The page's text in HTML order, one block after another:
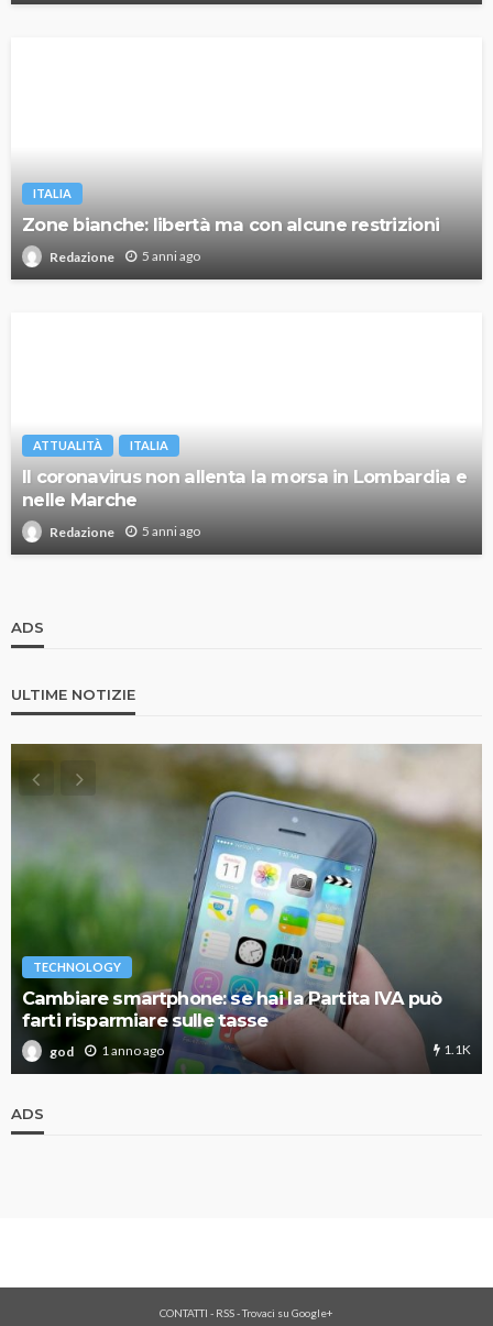
ITALIA
Zone bianche: libertà ma con alcune restrizioni
Redazione 5 anni ago
ATTUALITÀ ITALIA
Il coronavirus non allenta la morsa in Lombardia e
nelle Marche
Redazione 5 anni ago
ADS
ULTIME NOTIZIE
TECHNOLOGY
Cambiare smartphone: se hai la Partita IVA può
farti risparmiare sulle tasse
god 1 anno ago 1.1K
ADS
CONTATTI - RSS-Trovaci su Google+